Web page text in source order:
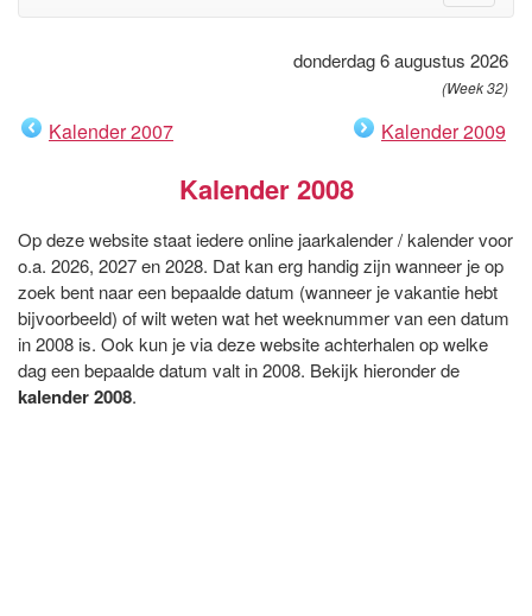
donderdag 6 augustus 2026
(Week 32)
Kalender 2007 Kalender 2009
Kalender 2008
Op deze website staat iedere online jaarkalender / kalender voor
o.a. 2026, 2027 en 2028. Dat kan erg handig zijn wanneer je op
zoek bent naar een bepaalde datum (wanneer je vakantie hebt
bijvoorbeeld) of wilt weten wat het weeknummer van een datum
in 2008 is. Ook kun je via deze website achterhalen op welke
dag een bepaalde datum valt in 2008. Bekijk hieronder de
kalender 2008.